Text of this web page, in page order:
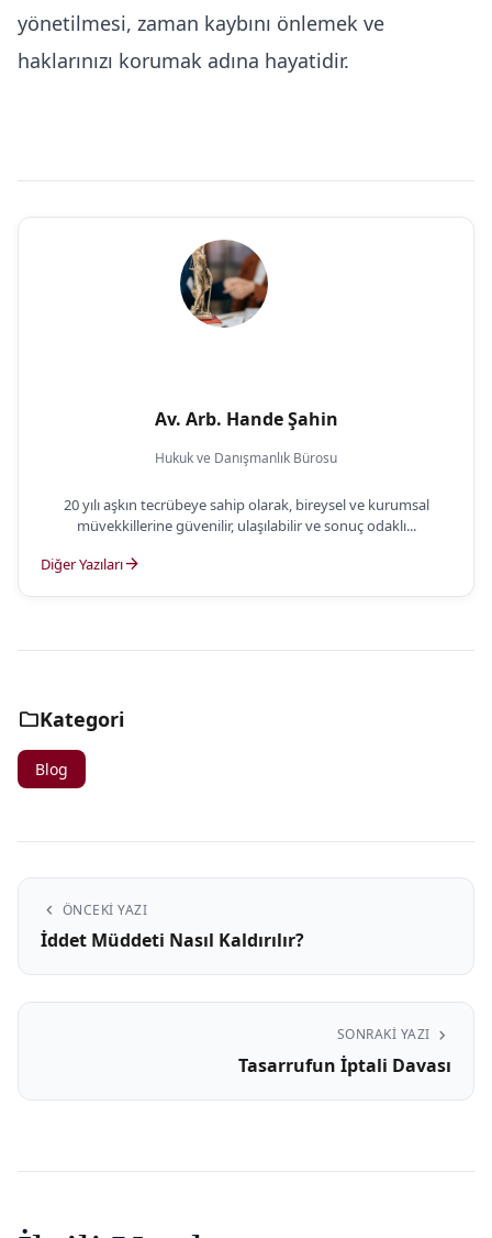
yönetilmesi, zaman kaybını önlemek ve
haklarınızı korumak adına hayatidir.
Av. Arb. Hande Şahin
Hukuk ve Danışmanlık Bürosu
20 yılı aşkın tecrübeye sahip olarak, bireysel ve kurumsal
müvekkillerine güvenilir, ulaşılabilir ve sonuç odaklı...
Diğer Yazılarıarrow_forward
folderKategori
Blog
chevron_left ÖNCEKI YAZI
İddet Müddeti Nasıl Kaldırılır?
SONRAKI YAZI chevron_right
Tasarrufun İptali Davası